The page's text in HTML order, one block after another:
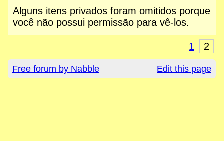
Alguns itens privados foram omitidos porque
você não possui permissão para vê-los.
1 2
Free forum by Nabble Edit this page